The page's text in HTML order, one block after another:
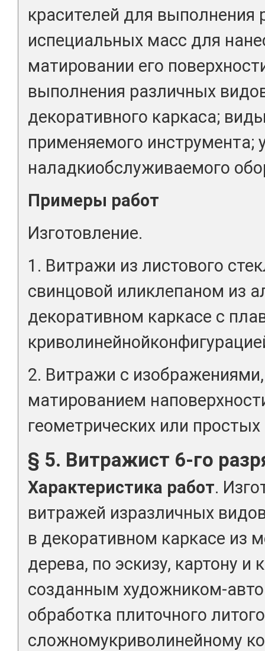
красителей для выполнения
испециальных масс для
матировании его
выполнения различных
декоративного каркаса;
применяемого инструмента;
наладкиобслуживаемого
Примеры работ
Изготовление.
1. Витражи из листового
свинцовой иликлепаном из
декоративном каркасе с
2. Витражи с
матированием
геометрических или
§ 5. Витражист 6-го
Характеристика работ.
витражей изразличных
в декоративном каркасе из
дерева, по эскизу, картону и
созданным художником-
обработка плиточного
сложномукриволинейному